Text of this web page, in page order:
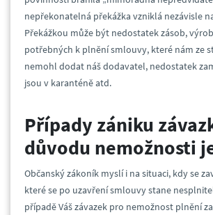
nepřekonatelná překážka vzniklá nezávisle
Překážkou může být nedostatek zásob,
potřebných k plnění smlouvy, které nám ze
nemohl dodat náš dodavatel, nedostatek
jsou v karanténě atd.
Případy zániku
důvodu nemožnosti
Občanský zákoník myslí i na situaci, kdy se
které se po uzavření smlouvy stane
případě Váš závazek pro nemožnost plnění